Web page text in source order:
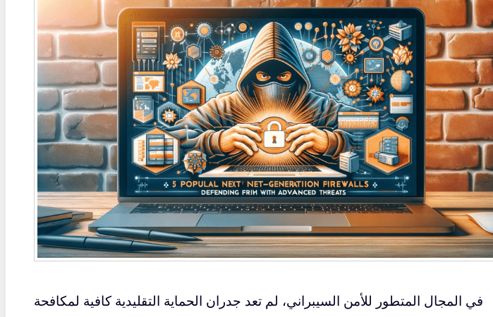
في المجال المتطور للأمن السيبراني، لم تعد جدران الحماية التقليدية كافية لمكافحة